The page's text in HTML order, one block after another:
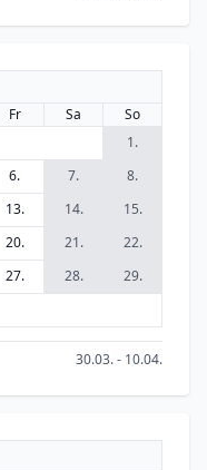
Fr Sa
So
1.
6. 7.
8.
13. 14.
15.
20. 21.
22.
27. 28.
29.
30.03. - 10.04.